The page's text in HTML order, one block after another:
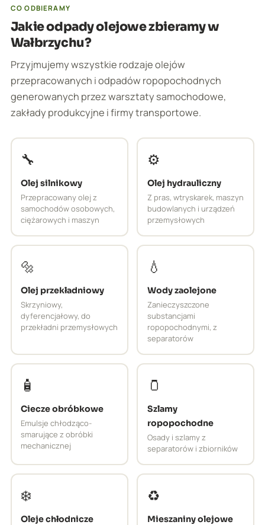
CO ODBIERAMY
Jakie odpady olejowe zbieramy w
Wałbrzychu?
Przyjmujemy wszystkie rodzaje olejów
przepracowanych i odpadów ropopochodnych
generowanych przez warsztaty samochodowe,
zakłady produkcyjne i firmy transportowe.
🔧
Olej silnikowy
Przepracowany olej z
samochodów osobowych,
ciężarowych i maszyn
⚙️
Olej hydrauliczny
Z pras, wtryskarek, maszyn
budowlanych i urządzeń
przemysłowych
🔩
Olej przekładniowy
Skrzyniowy,
dyferencjałowy, do
przekładni przemysłowych
💧
Wody zaolejone
Zanieczyszczone
substancjami
ropopochodnymi, z
separatorów
🧴
Ciecze obróbkowe
Emulsje chłodząco-
smarujące z obróbki
mechanicznej
🫙
Szlamy
ropopochodne
Osady i szlamy z
separatorów i zbiorników
❄️
Oleje chłodnicze
♻️
Mieszaniny olejowe